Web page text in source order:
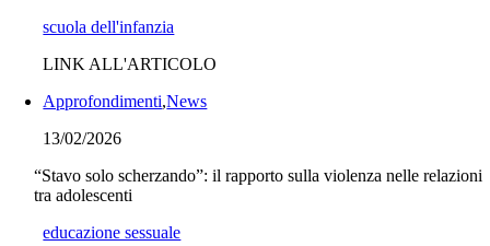
scuola dell'infanzia
LINK ALL'ARTICOLO
Approfondimenti,News
13/02/2026
“Stavo solo scherzando”: il rapporto sulla violenza nelle relazioni
tra adolescenti
educazione sessuale